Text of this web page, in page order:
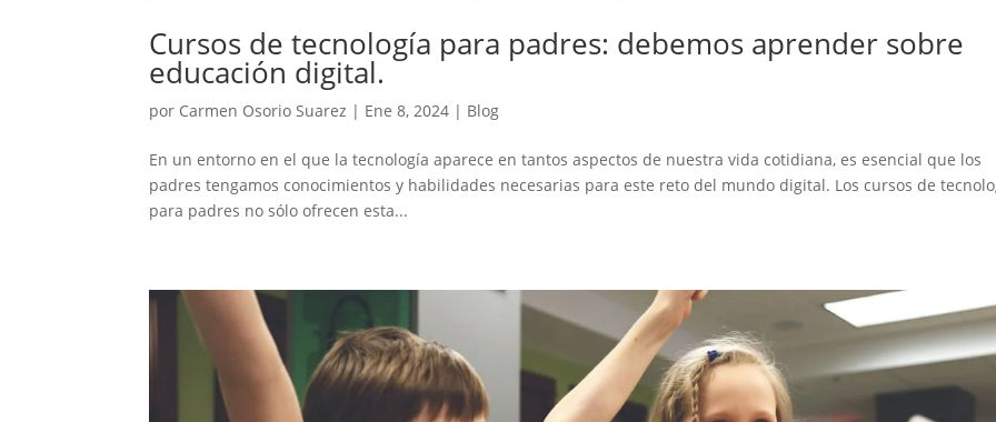
Cursos de tecnología para padres: debemos aprender sobre
educación digital.
por Carmen Osorio Suarez | Ene 8, 2024 | Blog
En un entorno en el que la tecnología aparece en tantos aspectos de nuestra vida cotidiana, es esencial que los
padres tengamos conocimientos y habilidades necesarias para este reto del mundo digital. Los cursos de
para padres no sólo ofrecen esta...